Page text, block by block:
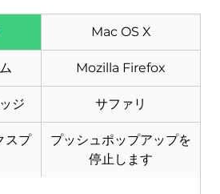
Mac OS X
Mozilla Firefox
ジ サファリ
スプ
プッシュポップアップを
停止します
ロード
ェア除去ツール